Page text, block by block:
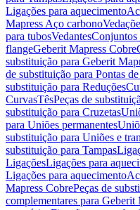
Ligações para aquecimento
Mapress Aço carbono
para tubosVedantesConjuntos
flangeGeberit Mapress Cobre
substituição para Geberit
de substituição para Pontas
substituição para Reduções
CurvasTêsPeças de
substituição para Cruzetas
para Uniões permanentes
substituição para Uniões e
substituição para Tampas
LigaçõesLigações para
Ligações para aquecimento
Mapress CobrePeças de
complementares para Geberit